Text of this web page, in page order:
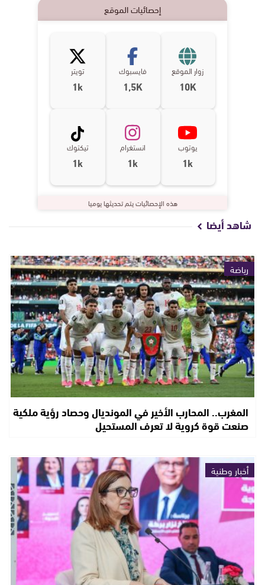
إحصائيات الموقع
زوار الموقع
10K
فايسبوك
1,5K
تويتر
1k
يوتوب
1k
انستغرام
1k
تيكتوك
1k
هذه الإحصائيات يتم تحديثها يوميا
شاهد أيضا
رياضة
المغرب.. المحارب الأخير في المونديال وحصاد رؤية ملكية
صنعت قوة كروية لا تعرف المستحيل
أخبار وطنية